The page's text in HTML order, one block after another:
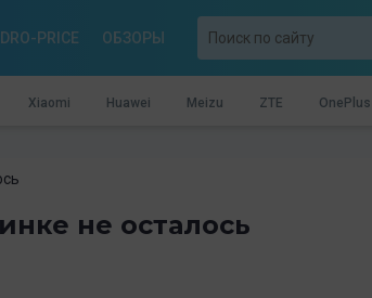
PRICE ОБЗОРЫ
Xiaomi Huawei Meizu ZTE OnePlus
не осталось